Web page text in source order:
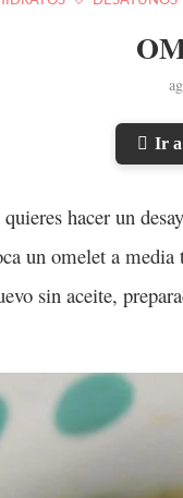
Ir a
hacer un
un omelet a
sin aceite,